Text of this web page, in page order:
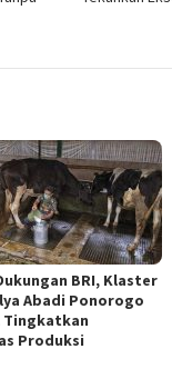
BRI, Klaster
Abadi Ponorogo
Tingkatkan
Produksi